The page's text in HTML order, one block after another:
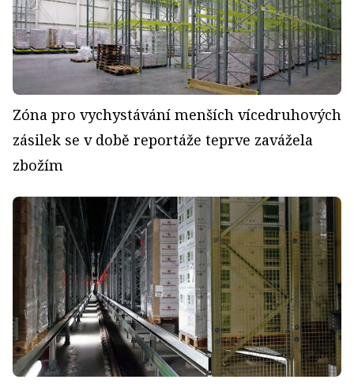
Zóna pro vychystávání menších vícedruhových
zásilek se v době reportáže teprve zavážela
zbožím